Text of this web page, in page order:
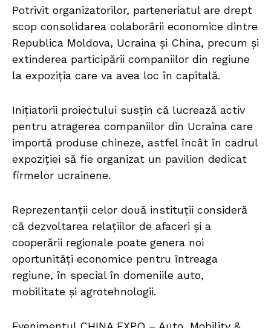
Potrivit organizatorilor, parteneriatul are drept
scop consolidarea colaborării economice dintre
Republica Moldova, Ucraina și China, precum și
extinderea participării companiilor din regiune
la expoziția care va avea loc în capitală.
Inițiatorii proiectului susțin că lucrează activ
pentru atragerea companiilor din Ucraina care
importă produse chineze, astfel încât în cadrul
expoziției să fie organizat un pavilion dedicat
firmelor ucrainene.
Reprezentanții celor două instituții consideră
că dezvoltarea relațiilor de afaceri și a
cooperării regionale poate genera noi
oportunități economice pentru întreaga
regiune, în special în domeniile auto,
mobilitate și agrotehnologii.